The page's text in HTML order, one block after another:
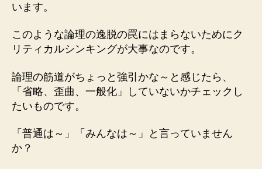
います。
このような論理の逸脱の罠にはまらないためにク
リティカルシンキングが大事なのです。
論理の筋道がちょっと強引かな～と感じたら、
「省略、歪曲、一般化」していないかチェックし
たいものです。
「普通は～」「みんなは～」と言っていません
か？